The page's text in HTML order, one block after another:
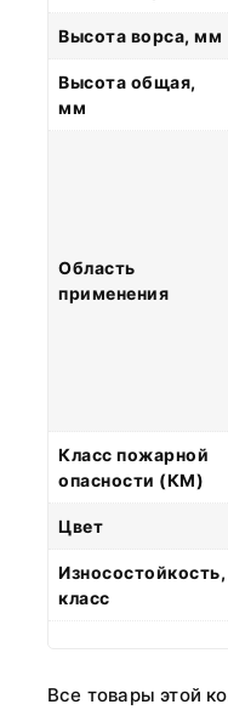
Высота ворса, мм
Высота общая,
мм
Область
применения
Класс пожарной
опасности (КМ)
Цвет
Износостойкость,
класс
Все товары этой